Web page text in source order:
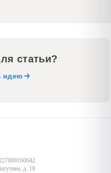
статьи?
идею
д. 18